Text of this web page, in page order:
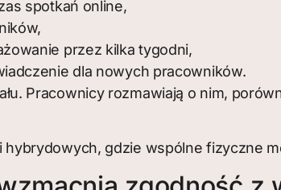
spotkań online,
przez kilka tygodni,
dla nowych pracowników.
Pracownicy rozmawiają o nim,
gdzie wspólne fizyczne